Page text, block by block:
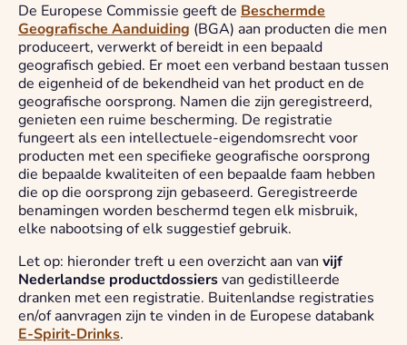
De Europese Commissie geeft de Beschermde
Geografische Aanduiding (BGA) aan producten die men
produceert, verwerkt of bereidt in een bepaald
geografisch gebied. Er moet een verband bestaan tussen
de eigenheid of de bekendheid van het product en de
geografische oorsprong. Namen die zijn geregistreerd,
genieten een ruime bescherming. De registratie
fungeert als een intellectuele-eigendomsrecht voor
producten met een specifieke geografische oorsprong
die bepaalde kwaliteiten of een bepaalde faam hebben
die op die oorsprong zijn gebaseerd. Geregistreerde
benamingen worden beschermd tegen elk misbruik,
elke nabootsing of elk suggestief gebruik.
Let op: hieronder treft u een overzicht aan van vijf
Nederlandse productdossiersvan gedistilleerde
dranken met een registratie. Buitenlandse registraties
en/of aanvragen zijn te vinden in de Europese databank
E-Spirit-Drinks.